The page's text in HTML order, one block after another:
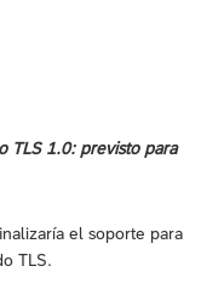
TLS 1.0: previsto para
el soporte para
TLS.